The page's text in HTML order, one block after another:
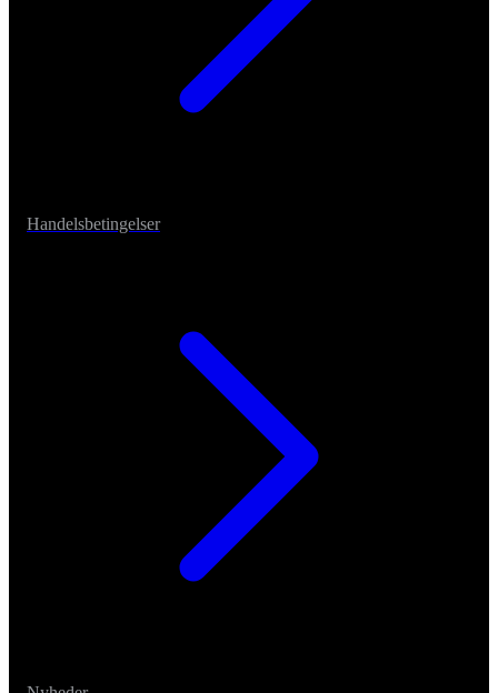
Handelsbetingelser